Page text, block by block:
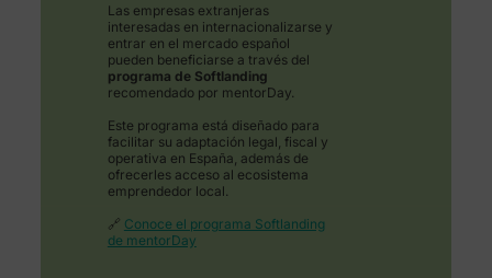
Las empresas extranjeras
interesadas en internacionalizarse y
entrar en el mercado español
pueden beneficiarse a través del
programa de Softlanding
recomendado por mentorDay.
Este programa está diseñado para
facilitar su adaptación legal, fiscal y
operativa en España, además de
ofrecerles acceso al ecosistema
emprendedor local.
🔗 Conoce el programa Softlanding
de mentorDay